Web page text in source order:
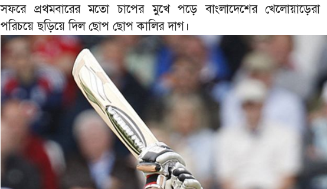
সফরে প্রথমবারের মতো চাপের মুখে পড়ে বাংলাদেশের খেলোয়াড়েরা
পরিচয়ে ছড়িয়ে দিল ছোপ ছোপ কালির দাগ।
নেপথ্যের মাশরাফি আশরাফুলের কাছে খোলা চিঠি